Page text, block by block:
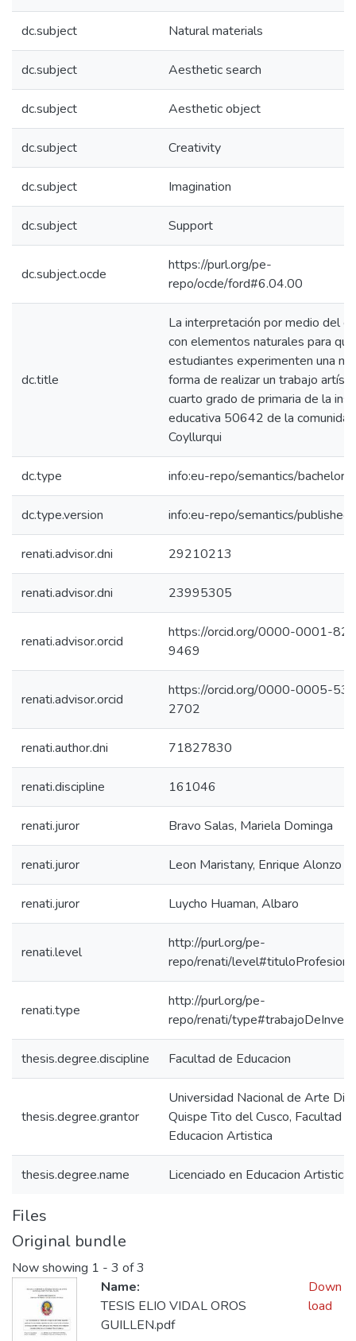
dc.subject Natural materials
dc.subject Aesthetic search
dc.subject Aesthetic object
dc.subject Creativity
dc.subject Imagination
dc.subject Support
dc.subject.ocde
https://purl.org/pe-
repo/ocde/ford#6.04.00
dc.title
La interpretación por medio del
con elementos naturales para
estudiantes experimenten una
forma de realizar un trabajo
cuarto grado de primaria de la
educativa 50642 de la
Coyllurqui
dc.type info:eu-repo/semantics/
dc.type.version info:eu-repo/semantics/
renati.advisor.dni 29210213
renati.advisor.dni 23995305
renati.advisor.orcid
https://orcid.org/0000-0001-
9469
renati.advisor.orcid
https://orcid.org/0000-0005-
2702
renati.author.dni 71827830
renati.discipline 161046
renati.juror Bravo Salas, Mariela Dominga
renati.juror Leon Maristany, Enrique Alonzo
renati.juror Luycho Huaman, Albaro
renati.level
http://purl.org/pe-
repo/renati/
renati.type
http://purl.org/pe-
repo/renati/
thesis.degree.discipline Facultad de Educacion
thesis.degree.grantor
Universidad Nacional de Arte
Quispe Tito del Cusco, Facultad
Educacion Artistica
thesis.degree.name Licenciado en Educacion Artistica
Files
Original bundle
Now showing 1 - 3 of 3
Name:
TESIS ELIO VIDAL OROS
GUILLEN.pdf
Down
load